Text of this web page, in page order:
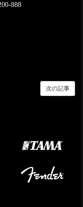
888
次の記事